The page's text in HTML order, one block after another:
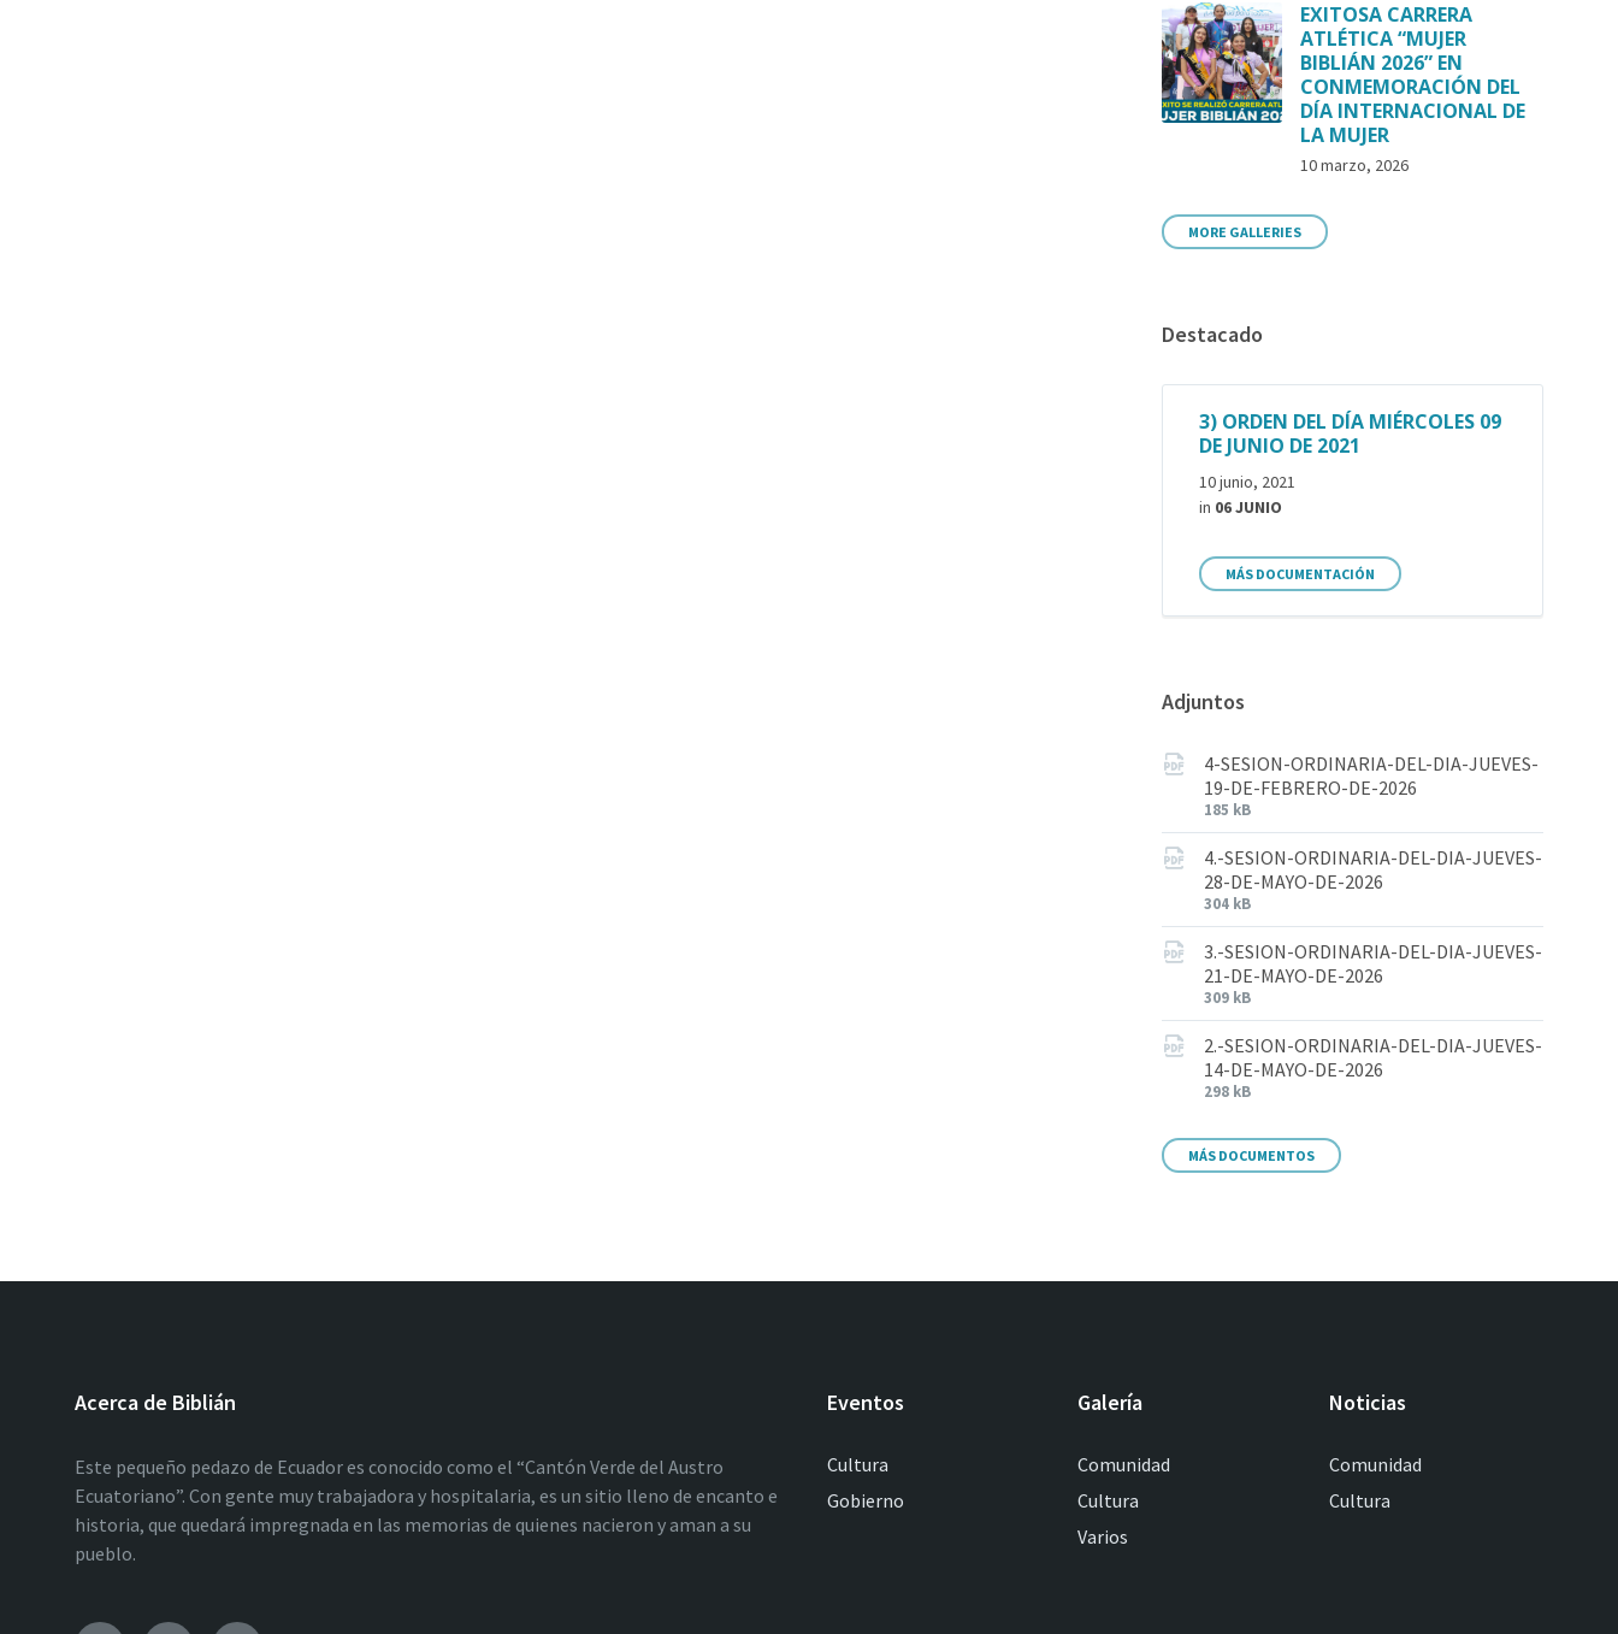
EXITOSA CARRERA
ATLÉTICA “MUJER
BIBLIÁN 2026” EN
CONMEMORACIÓN DEL
DÍA INTERNACIONAL DE
LA MUJER
10 marzo, 2026
MORE GALLERIES
Destacado
3) ORDEN DEL DÍA MIÉRCOLES 09
DE JUNIO DE 2021
10 junio, 2021
in 06 JUNIO
MÁS DOCUMENTACIÓN
Adjuntos
4-SESION-ORDINARIA-DEL-DIA-JUEVES-
19-DE-FEBRERO-DE-2026
185 kB
4.-SESION-ORDINARIA-DEL-DIA-JUEVES-
28-DE-MAYO-DE-2026
304 kB
3.-SESION-ORDINARIA-DEL-DIA-JUEVES-
21-DE-MAYO-DE-2026
309 kB
2.-SESION-ORDINARIA-DEL-DIA-JUEVES-
14-DE-MAYO-DE-2026
298 kB
MÁS DOCUMENTOS
Acerca de Biblián
Este pequeño pedazo de Ecuador es conocido como el “Cantón Verde del Austro
Ecuatoriano”. Con gente muy trabajadora y hospitalaria, es un sitio lleno de encanto e
historia, que quedará impregnada en las memorias de quienes nacieron y aman a su
pueblo.
Eventos
Cultura
Gobierno
Galería
Comunidad
Cultura
Varios
Noticias
Comunidad
Cultura